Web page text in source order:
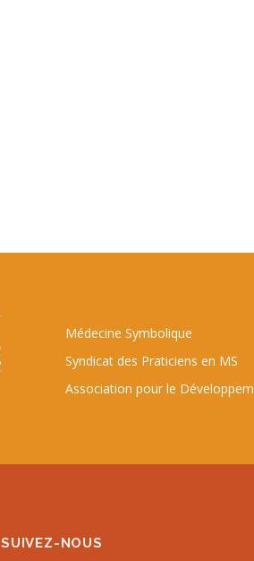
Médecine Symbolique
Syndicat des Praticiens en MS
Association pour le
SUIVEZ-NOUS